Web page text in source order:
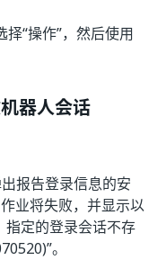
“操作”，然后使用
器人会话
报告登录信息的安
业将失败，并显示以
指定的登录会话不存
。